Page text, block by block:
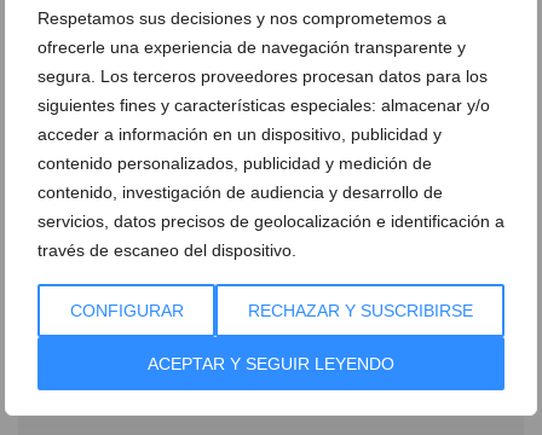
Respetamos sus decisiones y nos comprometemos a
ofrecerle una experiencia de navegación transparente y
segura. Los terceros proveedores procesan datos para los
siguientes fines y características especiales: almacenar y/o
acceder a información en un dispositivo, publicidad y
contenido personalizados, publicidad y medición de
contenido, investigación de audiencia y desarrollo de
servicios, datos precisos de geolocalización e identificación a
través de escaneo del dispositivo.
CONFIGURAR RECHAZAR Y SUSCRIBIRSE
ACEPTAR Y SEGUIR LEYENDO
Ajedrez Viviente de Xàbia: la historia del
espectáculo donde el ajedrez se convierte en teatro
25 de julio de 2026